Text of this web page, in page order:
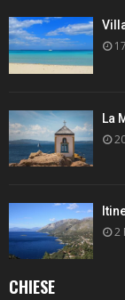
La
2
CHIESE